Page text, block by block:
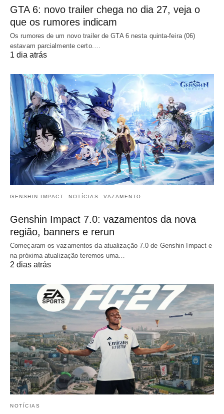
GTA 6: novo trailer chega no dia 27, veja o
que os rumores indicam
Os rumores de um novo trailer de GTA 6 nesta quinta-feira (06)
estavam parcialmente certo.…
1 dia atrás
GENSHIN IMPACT NOTÍCIAS VAZAMENTO
Genshin Impact 7.0: vazamentos da nova
região, banners e rerun
Começaram os vazamentos da atualização 7.0 de Genshin Impact e
na próxima atualização teremos uma…
2 dias atrás
NOTÍCIAS